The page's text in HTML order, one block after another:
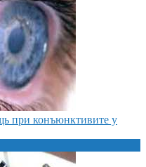
при конъюнктивите у